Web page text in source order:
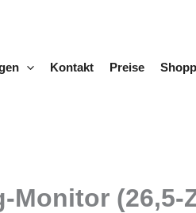
Kontakt Preise
Monitor (26,5-